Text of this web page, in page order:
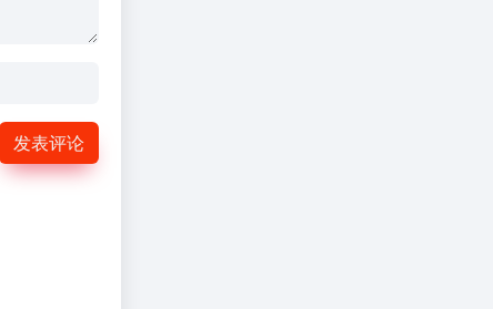
发表评论